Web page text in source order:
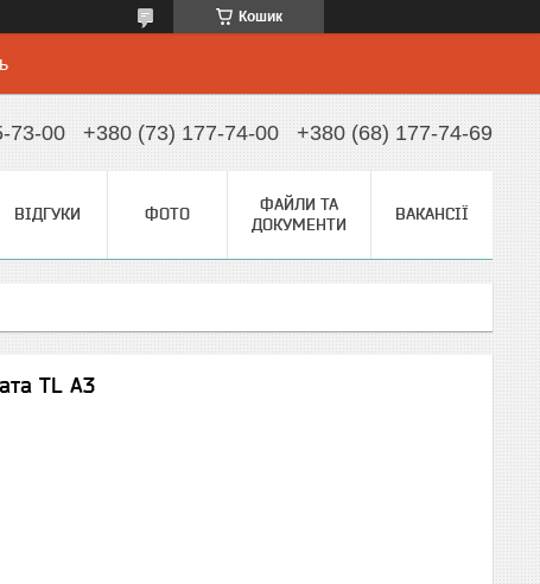
Кошик
73-00 +380 (73) 177-74-00 +380 (68) 177-74-69
ВІДГУКИ ФОТО
ФАЙЛИ ТА
ДОКУМЕНТИ
ВАКАНСІЇ
TL A3